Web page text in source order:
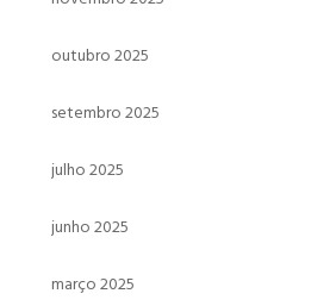
outubro 2025
setembro 2025
julho 2025
junho 2025
março 2025